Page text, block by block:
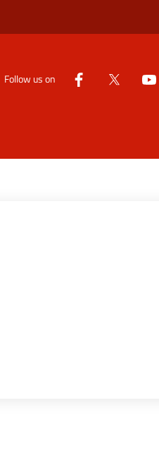
Follow us on